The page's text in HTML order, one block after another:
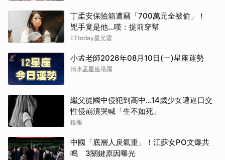
丁柔安保險箱遭竊「700萬元全被偷」！
兇手竟是他...嘆：提前穿幫
ETtoday星光雲
小孟老師2026年08月10日(一)星座運勢
清水孟星座塔羅
繼父從國中侵犯到高中…14歲少女遭逼口交
性侵崩潰哭喊「生不如死」
鏡報
中國「底層人戾氣重」！江蘇女PO文爆共
鳴 3關鍵原因曝光